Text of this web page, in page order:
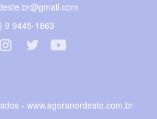
9 9445-1863
- www.agoranordeste.com.br